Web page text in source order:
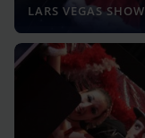
LARS VEGAS SHOW